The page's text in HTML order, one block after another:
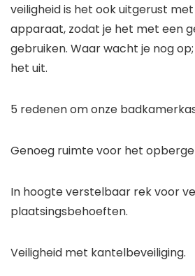
veiligheid is het ook uitgerust
apparaat, zodat je het met een
gebruiken. Waar wacht je nog
het uit.
5 redenen om onze
Genoeg ruimte voor het
In hoogte verstelbaar rek voor
plaatsingsbehoeften.
Veiligheid met kantelbeveiliging.